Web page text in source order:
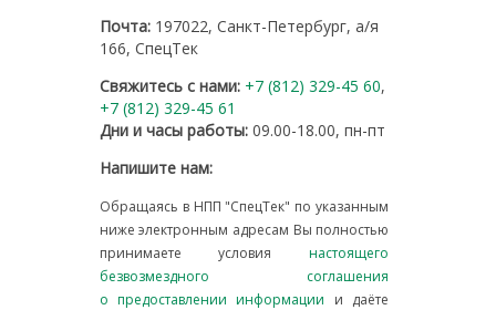
Почта: 197022, Санкт-Петербург, а/я
166, СпецТек
Свяжитесь с нами: +7 (812) 329-45 60,
+7 (812) 329-45 61
Дни и часы работы:09.00-18.00, пн-пт
Напишите нам:
Обращаясь в НПП "СпецТек" по указанным
ниже электронным адресам Вы полностью
принимаете условиянастоящего
безвозмездного соглашения
о предоставлении информации и даёте